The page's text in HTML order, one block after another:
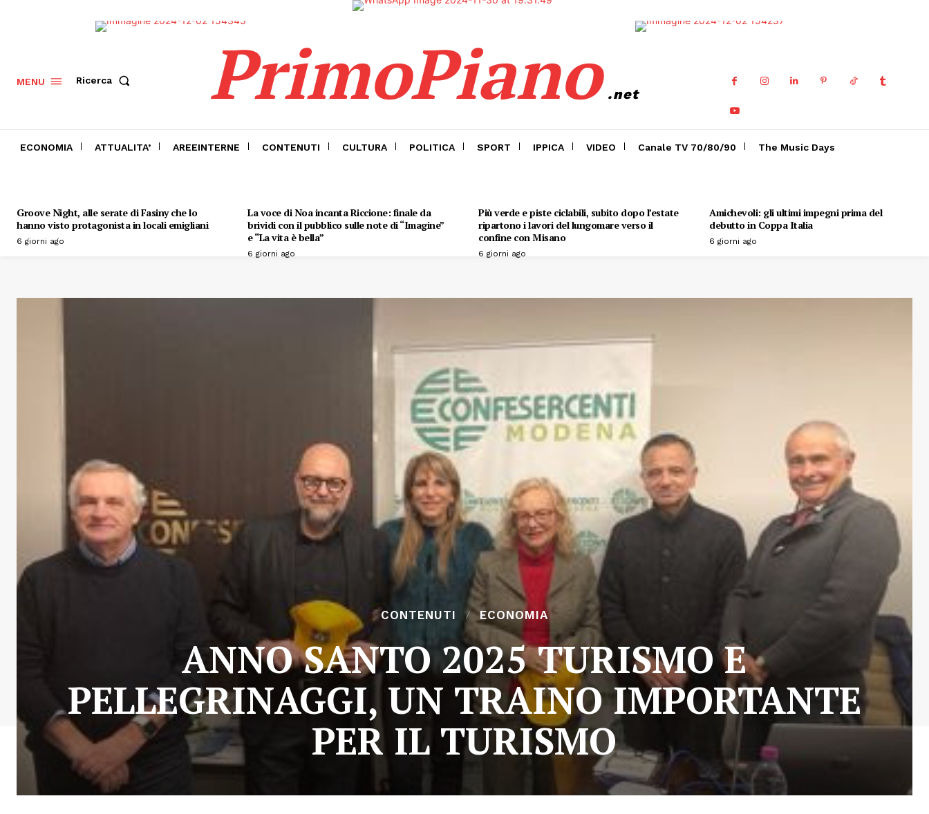
MENU Ricerca PrimoPiano .net
ECONOMIA ATTUALITA’ AREEINTERNE CONTENUTI CULTURA POLITICA SPORT IPPICA VIDEO Canale TV 70/80/90 The Music Days
Groove Night, alle serate di Fasiny che lo
hanno visto protagonista in locali emigliani
6 giorni ago
La voce di Noa incanta Riccione: finale da
brividi con il pubblico sulle note di “Imagine”
e “La vita è bella”
6 giorni ago
Più verde e piste ciclabili, subito dopo l’estate
ripartono i lavori del lungomare verso il
confine con Misano
6 giorni ago
Amichevoli: gli ultimi impegni prima del
debutto in Coppa Italia
6 giorni ago
CONTENUTI ECONOMIA
ANNO SANTO 2025 TURISMO E
PELLEGRINAGGI, UN TRAINO IMPORTANTE
PER IL TURISMO